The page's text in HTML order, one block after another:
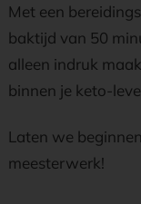
Met een
baktijd van 50
alleen indruk
binnen je keto-
Laten we
meesterwerk!